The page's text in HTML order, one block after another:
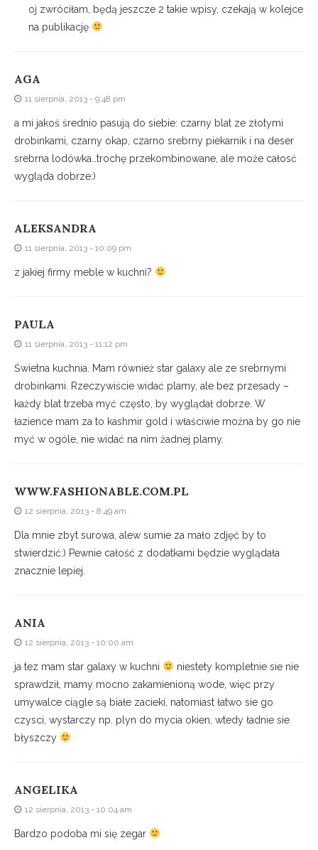
oj zwróciłam, będą jeszcze 2 takie wpisy, czekają w kolejce
na publikację
AGA
11 sierpnia, 2013 - 9:48 pm
a mi jakoś średnio pasują do siebie: czarny blat ze złotymi
drobinkami, czarny okap, czarno srebrny piekarnik i na deser
srebrna lodówka…trochę przekombinowane, ale może całosć
wygląda dobrze:)
ALEKSANDRA
11 sierpnia, 2013 - 10:09 pm
z jakiej firmy meble w kuchni?
PAULA
11 sierpnia, 2013 - 11:12 pm
Świetna kuchnia. Mam również star galaxy ale ze srebrnymi
drobinkami. Rzeczywiście widać plamy, ale bez przesady –
każdy blat trzeba myć często, by wyglądał dobrze. W
łazience mam za to kashmir gold i właściwie można by go nie
myć w ogóle, nie widać na nim żadnej plamy.
WWW.FASHIONABLE.COM.PL
12 sierpnia, 2013 - 8:49 am
Dla mnie zbyt surowa, alew sumie za mało zdjęć by to
stwierdzić:) Pewnie całość z dodatkami będzie wyglądała
znacznie lepiej.
ANIA
12 sierpnia, 2013 - 10:00 am
ja tez mam star galaxy w kuchni
niestety kompletnie sie nie
sprawdził, mamy mocno zakamienioną wode, więc przy
umywalce ciągle są białe zacieki, natomiast łatwo sie go
czysci, wystarczy np. plyn do mycia okien, wtedy ładnie sie
błyszczy
ANGELIKA
12 sierpnia, 2013 - 10:04 am
Bardzo podoba mi się zegar